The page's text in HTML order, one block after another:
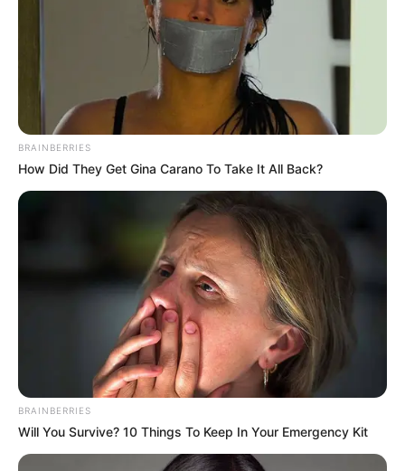
BRAINBERRIES
How Did They Get Gina Carano To Take It All Back?
BRAINBERRIES
Will You Survive? 10 Things To Keep In Your Emergency Kit